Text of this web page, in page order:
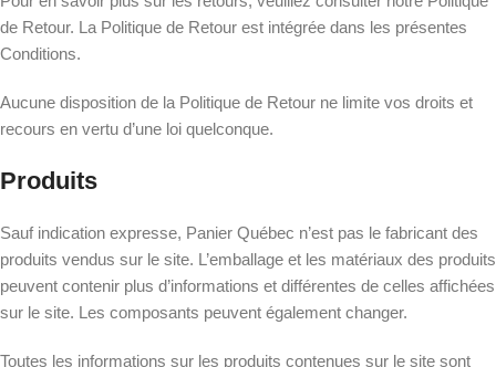
de Retour. La Politique de Retour est intégrée dans les présentes
Conditions.
Aucune disposition de la Politique de Retour ne limite vos droits et
recours en vertu d’une loi quelconque.
Produits
Sauf indication expresse, Panier Québec n’est pas le fabricant des
produits vendus sur le site. L’emballage et les matériaux des produits
peuvent contenir plus d’informations et différentes de celles affichées
sur le site. Les composants peuvent également changer.
Toutes les informations sur les produits contenues sur le site sont